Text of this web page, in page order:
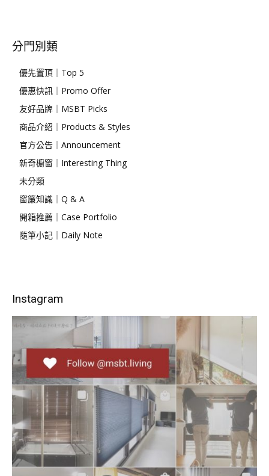
分門別類
優先置頂｜Top 5
優惠快訊｜Promo Offer
友好品牌｜MSBT Picks
商品介紹｜Products & Styles
官方公告｜Announcement
新奇櫥窗｜Interesting Thing
未分類
窗簾知識｜Q & A
開箱推薦｜Case Portfolio
隨筆小記｜Daily Note
Instagram